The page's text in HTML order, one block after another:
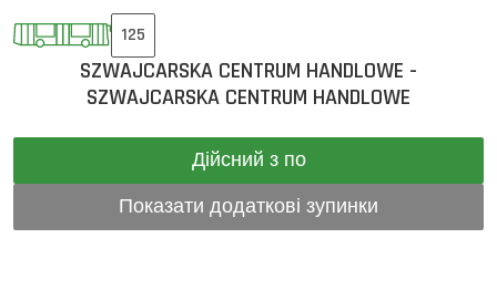
125
SZWAJCARSKA CENTRUM HANDLOWE -
SZWAJCARSKA CENTRUM HANDLOWE
Дійсний з по
Показати додаткові зупинки